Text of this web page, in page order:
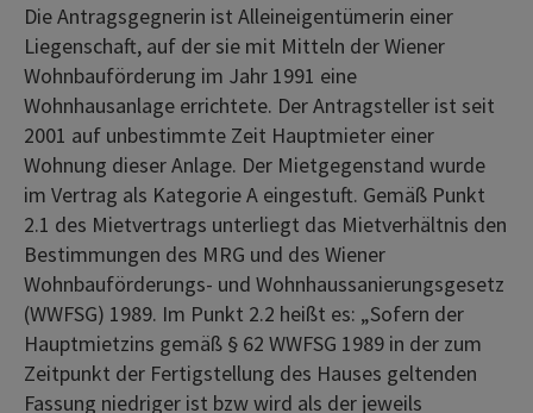
Die Antragsgegnerin ist Alleineigentümerin einer
Liegenschaft, auf der sie mit Mitteln der Wiener
Wohnbauförderung im Jahr 1991 eine
Wohnhausanlage errichtete. Der Antragsteller ist seit
2001 auf unbestimmte Zeit Hauptmieter einer
Wohnung dieser Anlage. Der Mietgegenstand wurde
im Vertrag als Kategorie A eingestuft. Gemäß Punkt
2.1 des Mietvertrags unterliegt das Mietverhältnis den
Bestimmungen des MRG und des Wiener
Wohnbauförderungs- und Wohnhaussanierungsgesetz
(WWFSG) 1989. Im Punkt 2.2 heißt es: „Sofern der
Hauptmietzins gemäß § 62 WWFSG 1989 in der zum
Zeitpunkt der Fertigstellung des Hauses geltenden
Fassung niedriger ist bzw wird als der jeweils